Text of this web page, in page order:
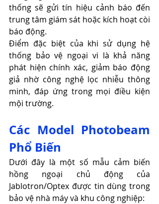
thống sẽ gửi tín hiệu cảnh báo đến
trung tâm giám sát hoặc kích hoạt còi
báo động.
Điểm đặc biệt của khi sử dụng hệ
thống bảo vệ ngoại vi là khả năng
phát hiện chính xác, giảm báo động
giả nhờ công nghệ lọc nhiễu thông
minh, đáp ứng trong mọi điều kiện
mội trường.
Các Model Photobeam
Phổ Biến
Dưới đây là một số mẫu cảm biến
hồng ngoại chủ động của
Jablotron/Optex được tin dùng trong
bảo vệ nhà máy và khu công nghiệp: